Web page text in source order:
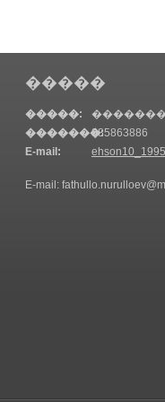
�����
�����:
�������:985863886
E-mail:
E-mail: